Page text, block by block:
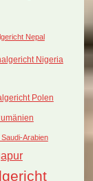
Nepal
Nigeria
Polen
Arabien